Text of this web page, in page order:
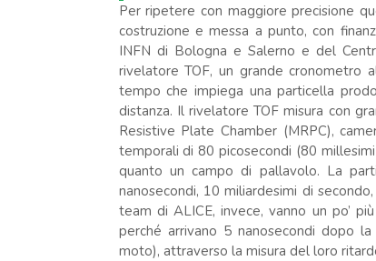
Per ripetere con maggiore precisione
costruzione e messa a punto, con
INFN di Bologna e Salerno e del
rivelatore TOF, un grande
tempo che impiega una particella
distanza. Il rivelatore TOF misura con
Resistive Plate Chamber (MRPC),
temporali di 80 picosecondi (80
quanto un campo di pallavolo. La
nanosecondi, 10 miliardesimi di
team di ALICE, invece, vanno un po’
perché arrivano 5 nanosecondi dopo
moto), attraverso la misura del loro